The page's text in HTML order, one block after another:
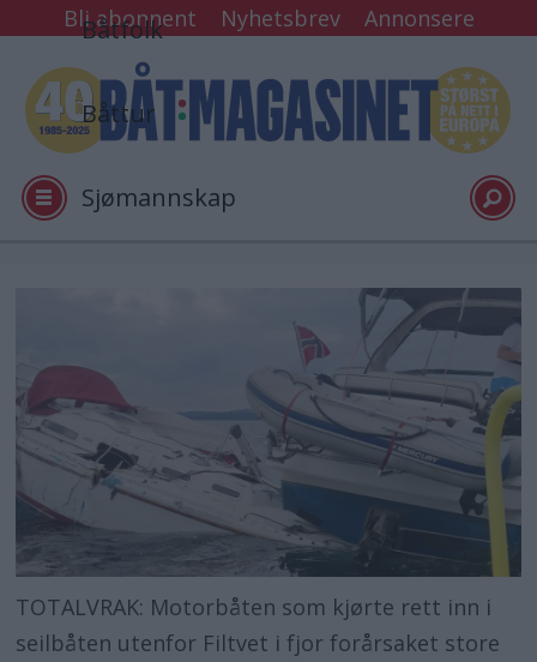
Bli abonnent Nyhetsbrev Annonsere
Båtfolk
Båttur
Sjømannskap
Arkiv
Video
Logg inn
TOTALVRAK: Motorbåten som kjørte rett inn i
seilbåten utenfor Filtvet i fjor forårsaket store